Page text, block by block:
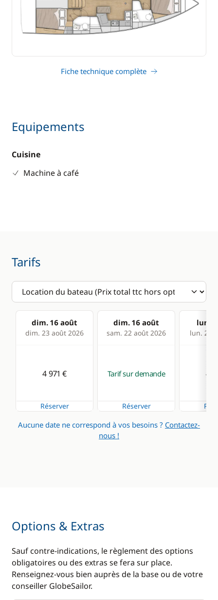
Fiche technique complète
Equipements
Cuisine
Machine à café
Tarifs
dim. 16 août
dim. 23 août 2026
dim. 16 août
sam. 22 août 2026
lun.
lun. 24
4 971 €
Réserver
Tarif sur demande
Réserver
4
Aucune date ne correspond à vos besoins ? Contactez-
nous !
Options & Extras
Sauf contre-indications, le règlement des options
obligatoires ou des extras se fera sur place.
Renseignez-vous bien auprès de la base ou de votre
conseiller GlobeSailor.